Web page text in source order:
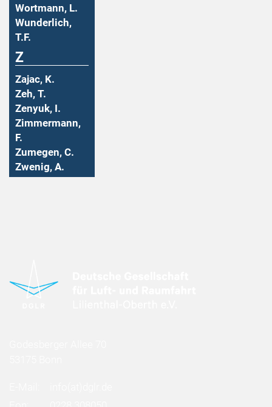
Wortmann, L.
Wunderlich,
T.F.
Z
Zajac, K.
Zeh, T.
Zenyuk, I.
Zimmermann,
F.
Zumegen, C.
Zwenig, A.